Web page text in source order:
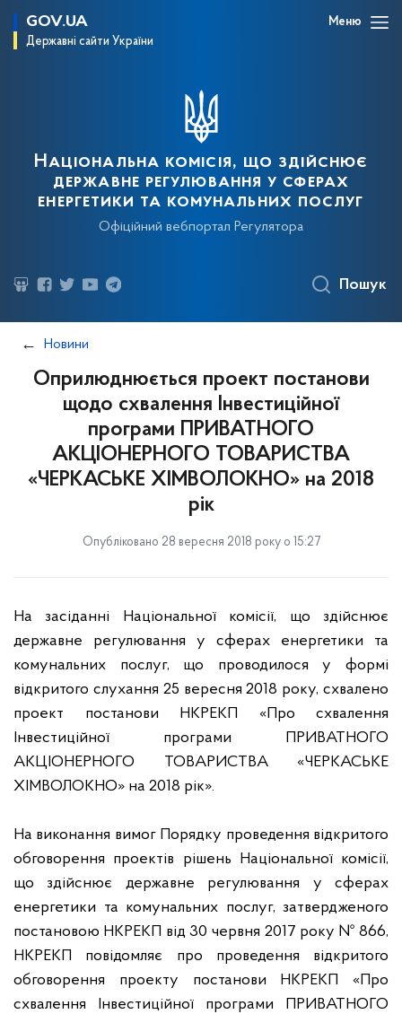
GOV.UA
Державні сайти України
Меню
Національна комісія, що здійснює
державне регулювання у сферах
енергетики та комунальних послуг
Офіційний вебпортал Регулятора
Пошук
Новини
Оприлюднюється проект постанови
щодо схвалення Інвестиційної
програми ПРИВАТНОГО
АКЦІОНЕРНОГО ТОВАРИСТВА
«ЧЕРКАСЬКЕ ХІМВОЛОКНО» на 2018
рік
Опубліковано 28 вересня 2018 року о 15:27
На засіданні Національної комісії, що здійснює
державне регулювання у сферах енергетики та
комунальних послуг, що проводилося у формі
відкритого слухання 25 вересня 2018 року, схвалено
проект постанови НКРЕКП «Про схвалення
Інвестиційної програми ПРИВАТНОГО
АКЦІОНЕРНОГО ТОВАРИСТВА «ЧЕРКАСЬКЕ
ХІМВОЛОКНО» на 2018 рік».
На виконання вимог Порядку проведення відкритого
обговорення проектів рішень Національної комісії,
що здійснює державне регулювання у сферах
енергетики та комунальних послуг, затвердженого
постановою НКРЕКП від 30 червня 2017 року № 866,
НКРЕКП повідомляє про проведення відкритого
обговорення проекту постанови НКРЕКП «Про
схвалення Інвестиційної програми ПРИВАТНОГО